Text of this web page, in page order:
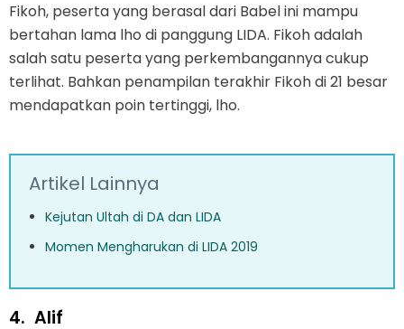
Fikoh, peserta yang berasal dari Babel ini mampu
bertahan lama lho di panggung LIDA. Fikoh adalah
salah satu peserta yang perkembangannya cukup
terlihat. Bahkan penampilan terakhir Fikoh di 21 besar
mendapatkan poin tertinggi, lho.
Artikel Lainnya
Kejutan Ultah di DA dan LIDA
Momen Mengharukan di LIDA 2019
4. Alif